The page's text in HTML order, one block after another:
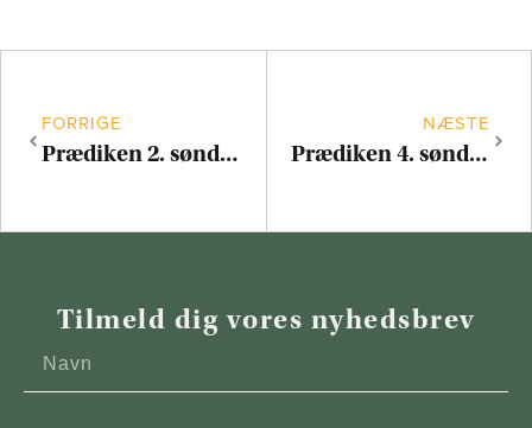
FORRIGE
Prædiken 2. søndag efter påske
NÆSTE
Prædiken 4. søndag efter påske – konfirmation
Tilmeld dig vores nyhedsbrev